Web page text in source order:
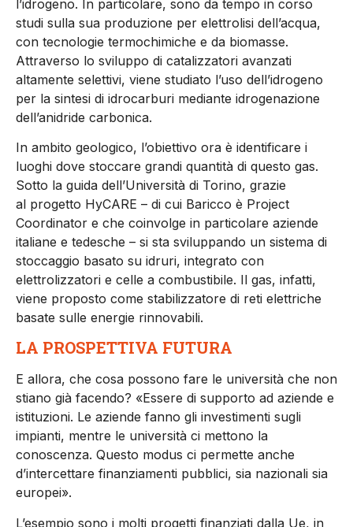
l’idrogeno. In particolare, sono da tempo in corso
studi sulla sua produzione per elettrolisi dell’acqua,
con tecnologie termochimiche e da biomasse.
Attraverso lo sviluppo di catalizzatori avanzati
altamente selettivi, viene studiato l’uso dell’idrogeno
per la sintesi di idrocarburi mediante idrogenazione
dell’anidride carbonica.
In ambito geologico, l’obiettivo ora è identificare i
luoghi dove stoccare grandi quantità di questo gas.
Sotto la guida dell’Università di Torino, grazie
al progetto HyCARE – di cui Baricco è Project
Coordinator e che coinvolge in particolare aziende
italiane e tedesche – si sta sviluppando un sistema di
stoccaggio basato su idruri, integrato con
elettrolizzatori e celle a combustibile. Il gas, infatti,
viene proposto come stabilizzatore di reti elettriche
basate sulle energie rinnovabili.
LA PROSPETTIVA FUTURA
E allora, che cosa possono fare le università che non
stiano già facendo? «Essere di supporto ad aziende e
istituzioni. Le aziende fanno gli investimenti sugli
impianti, mentre le università ci mettono la
conoscenza. Questo modus ci permette anche
d’intercettare finanziamenti pubblici, sia nazionali sia
europei».
L’esempio sono i molti progetti finanziati dalla Ue, in